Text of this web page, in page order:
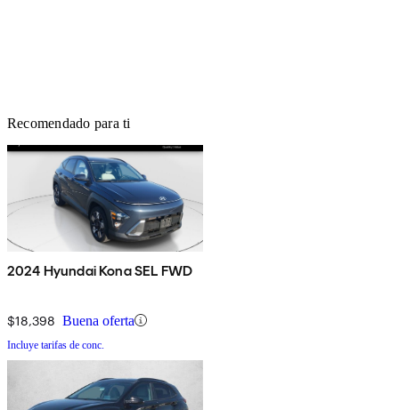
Recomendado para ti
2024 Hyundai Kona SEL FWD
$18,398 Buena oferta
Incluye tarifas de conc.